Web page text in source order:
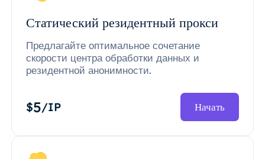
Статический резидентный прокси
Предлагайте оптимальное сочетание
скорости центра обработки данных и
резидентной анонимности.
$5/IP Начать